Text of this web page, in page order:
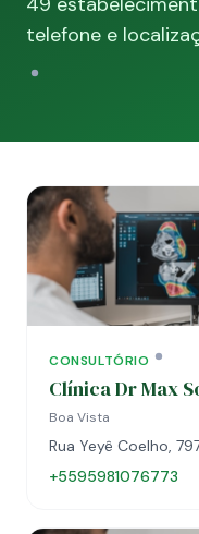
telefone e
CONSULTÓRIO
Clínica Dr Max
Boa Vista
Rua Yeyê Coelho,
+5595981076773